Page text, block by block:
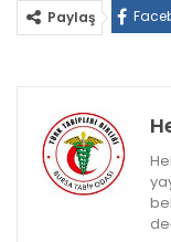
Paylaş